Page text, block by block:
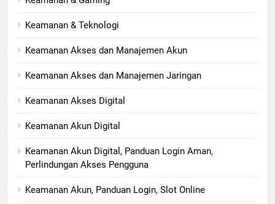
Keamanan & Teknologi
Keamanan Akses dan Manajemen Akun
Keamanan Akses dan Manajemen Jaringan
Keamanan Akses Digital
Keamanan Akun Digital
Keamanan Akun Digital, Panduan Login Aman,
Perlindungan Akses Pengguna
Keamanan Akun, Panduan Login, Slot Online